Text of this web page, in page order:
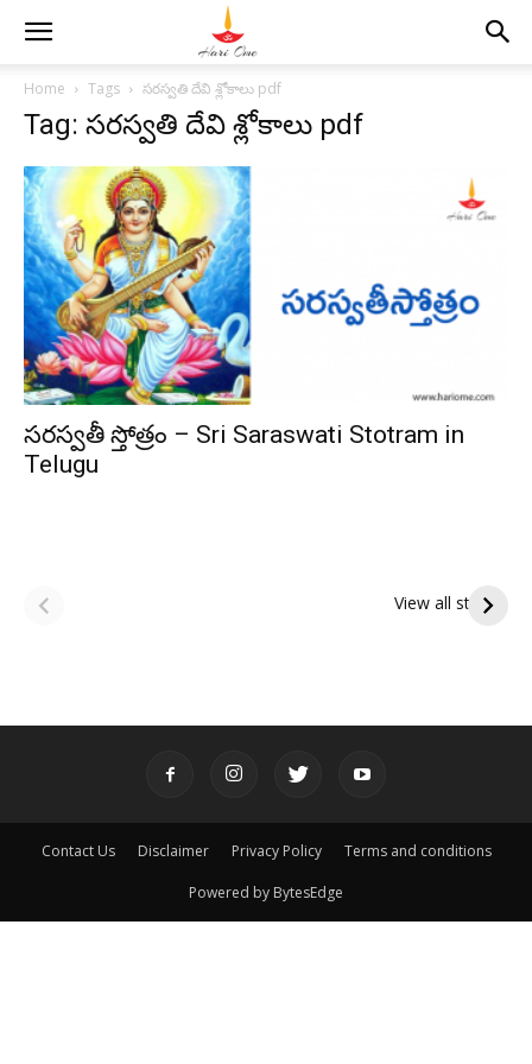
Home Tags సరస్వతి దేవి శ్లోకాలు pdf
Tag: సరస్వతి దేవి శ్లోకాలు pdf
సరస్వతీ స్తోత్రం – Sri Saraswati Stotram in
Telugu
View all stories
పితృదేవతల ఆశీర్వాదం
ఇంద్రకీలాద్రి గిరి ప్రదక్షిణ
Contact Us Disclaimer Privacy Policy Terms and conditions
Powered by BytesEdge